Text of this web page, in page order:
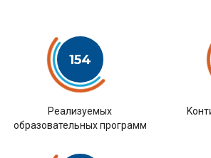
154
Pеализуемых
образовательных программ